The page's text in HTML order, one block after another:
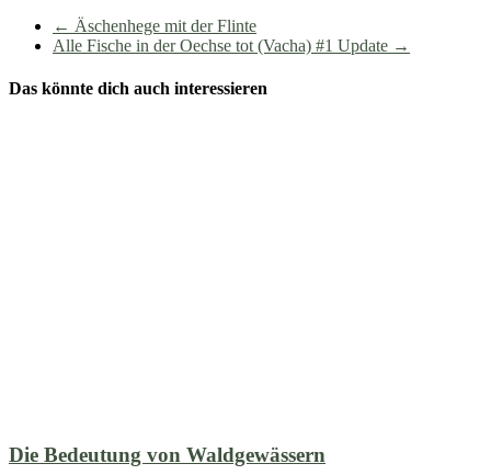
← Äschenhege mit der Flinte
Alle Fische in der Oechse tot (Vacha) #1 Update →
Das könnte dich auch interessieren
Die Bedeutung von Waldgewässern